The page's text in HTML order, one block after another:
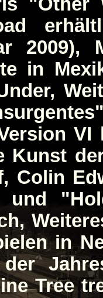
2009),
in
VI
Kunst
Colin
und
in
Tree